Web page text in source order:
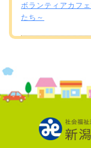
ボランティアカフ
たち～